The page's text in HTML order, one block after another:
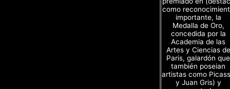
como
importante, la
Medalla de Oro,
concedida por la
Academia de las
Artes y Ciencias de
Paris, galardón que
también poseian
artistas como
y Juan Gris) y